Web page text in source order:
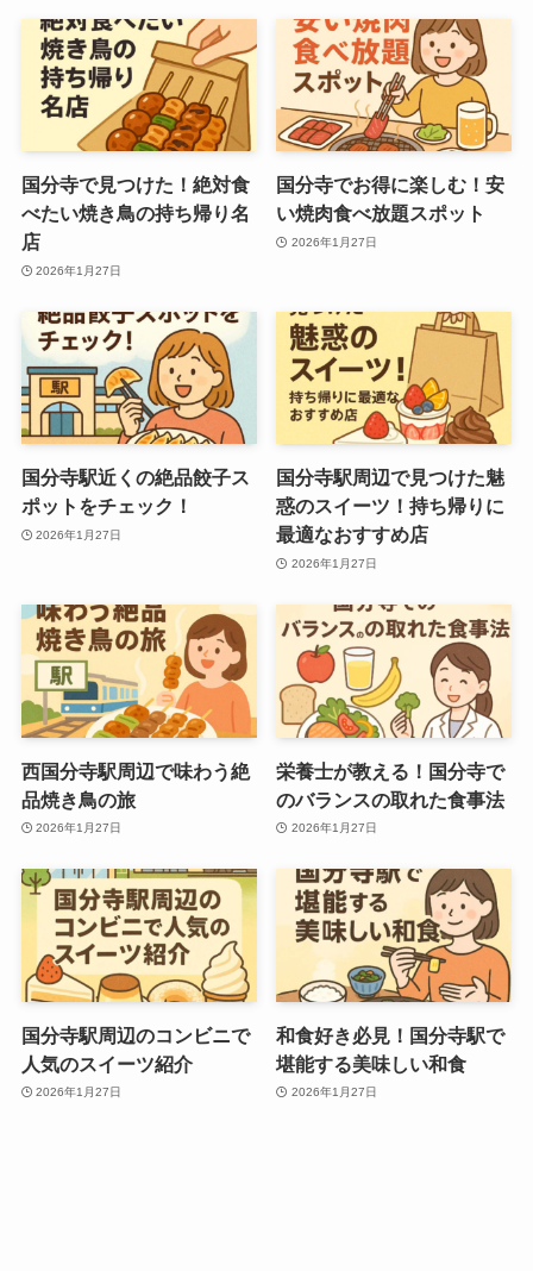
国分寺で見つけた！絶対食
べたい焼き鳥の持ち帰り名
店
2026年1月27日
国分寺でお得に楽しむ！安
い焼肉食べ放題スポット
2026年1月27日
国分寺駅近くの絶品餃子ス
ポットをチェック！
2026年1月27日
国分寺駅周辺で見つけた魅
惑のスイーツ！持ち帰りに
最適なおすすめ店
2026年1月27日
西国分寺駅周辺で味わう絶
品焼き鳥の旅
2026年1月27日
栄養士が教える！国分寺で
のバランスの取れた食事法
2026年1月27日
国分寺駅周辺のコンビニで
人気のスイーツ紹介
2026年1月27日
和食好き必見！国分寺駅で
堪能する美味しい和食
2026年1月27日